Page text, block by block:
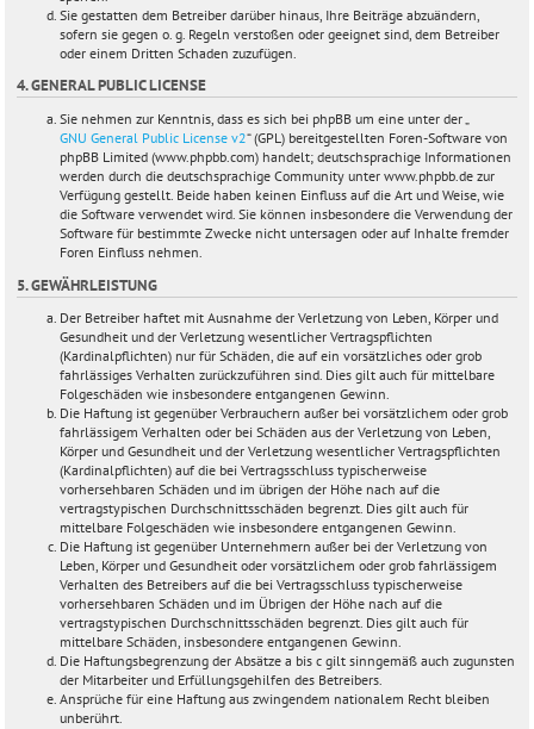
Sie gestatten dem Betreiber darüber hinaus, Ihre Beiträge abzuändern,
sofern sie gegen o. g. Regeln verstoßen oder geeignet sind, dem Betreiber
oder einem Dritten Schaden zuzufügen.
4. GENERAL PUBLIC LICENSE
Sie nehmen zur Kenntnis, dass es sich bei phpBB um eine unter der „
GNU General Public License v2“ (GPL) bereitgestellten Foren-Software von
phpBB Limited (www.phpbb.com) handelt; deutschsprachige Informationen
werden durch die deutschsprachige Community unter www.phpbb.de zur
Verfügung gestellt. Beide haben keinen Einfluss auf die Art und Weise, wie
die Software verwendet wird. Sie können insbesondere die Verwendung der
Software für bestimmte Zwecke nicht untersagen oder auf Inhalte fremder
Foren Einfluss nehmen.
5. GEWÄHRLEISTUNG
Der Betreiber haftet mit Ausnahme der Verletzung von Leben, Körper und
Gesundheit und der Verletzung wesentlicher Vertragspflichten
(Kardinalpflichten) nur für Schäden, die auf ein vorsätzliches oder grob
fahrlässiges Verhalten zurückzuführen sind. Dies gilt auch für mittelbare
Folgeschäden wie insbesondere entgangenen Gewinn.
Die Haftung ist gegenüber Verbrauchern außer bei vorsätzlichem oder grob
fahrlässigem Verhalten oder bei Schäden aus der Verletzung von Leben,
Körper und Gesundheit und der Verletzung wesentlicher Vertragspflichten
(Kardinalpflichten) auf die bei Vertragsschluss typischerweise
vorhersehbaren Schäden und im übrigen der Höhe nach auf die
vertragstypischen Durchschnittsschäden begrenzt. Dies gilt auch für
mittelbare Folgeschäden wie insbesondere entgangenen Gewinn.
Die Haftung ist gegenüber Unternehmern außer bei der Verletzung von
Leben, Körper und Gesundheit oder vorsätzlichem oder grob fahrlässigem
Verhalten des Betreibers auf die bei Vertragsschluss typischerweise
vorhersehbaren Schäden und im Übrigen der Höhe nach auf die
vertragstypischen Durchschnittsschäden begrenzt. Dies gilt auch für
mittelbare Schäden, insbesondere entgangenen Gewinn.
Die Haftungsbegrenzung der Absätze a bis c gilt sinngemäß auch zugunsten
der Mitarbeiter und Erfüllungsgehilfen des Betreibers.
Ansprüche für eine Haftung aus zwingendem nationalem Recht bleiben
unberührt.